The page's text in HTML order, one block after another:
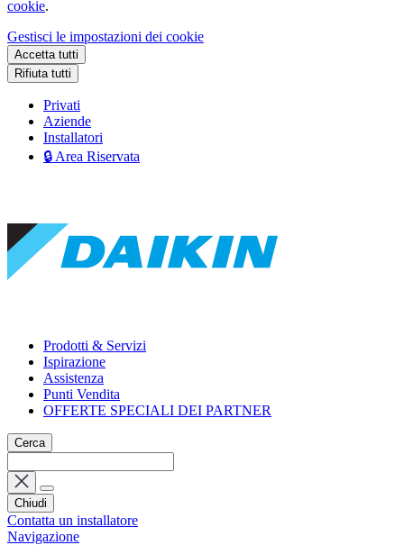
cookie.
Gestisci le impostazioni dei cookie
Accetta tutti
Rifiuta tutti
Privati
Aziende
Installatori
🔒 Area Riservata
Prodotti & Servizi
Ispirazione
Assistenza
Punti Vendita
OFFERTE SPECIALI DEI PARTNER
Cerca
Chiudi
Contatta un installatore
Navigazione